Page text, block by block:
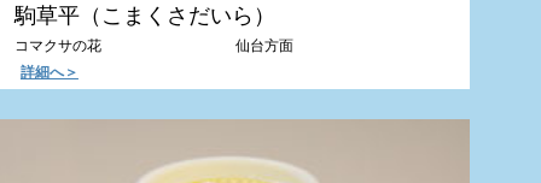
駒草平（こまくさだいら）
コマクサの花 仙台方面
詳細へ＞